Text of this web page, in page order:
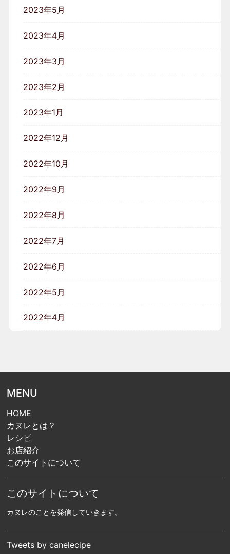
2023年5月
2023年4月
2023年3月
2023年2月
2023年1月
2022年12月
2022年10月
2022年9月
2022年8月
2022年7月
2022年6月
2022年5月
2022年4月
MENU
HOME
カヌレとは？
レシピ
お店紹介
このサイトについて
このサイトについて
カヌレのことを発信していきます。
Tweets by canelecipe